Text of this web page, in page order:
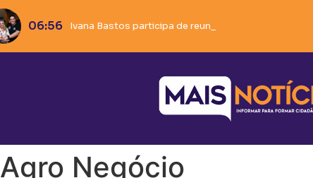
06:56 Ivana Bastos participa de reunião em Brumado e
Agro Negócio